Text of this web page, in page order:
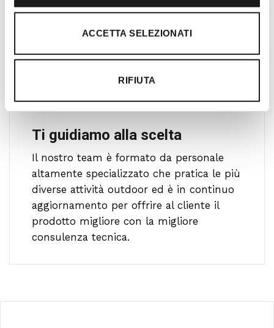
ACCETTA SELEZIONATI
RIFIUTA
Ti guidiamo alla scelta
Il nostro team è formato da personale
altamente specializzato che pratica le più
diverse attività outdoor ed è in continuo
aggiornamento per offrire al cliente il
prodotto migliore con la migliore
consulenza tecnica.